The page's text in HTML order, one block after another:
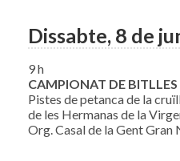
Dissabte, 8 de
9 h
CAMPIONAT DE BITLLES
Pistes de petanca de la
de les Hermanas de la
Org. Casal de la Gent Gran